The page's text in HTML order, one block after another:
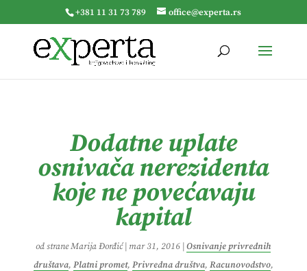
+381 11 31 73 789 office@experta.rs
Dodatne uplate
osnivača nerezidenta
koje ne povećavaju
kapital
od straneMarija Đorđić| mar 31, 2016 |Osnivanje privrednih
društava, Platni promet, Privredna društva, Racunovodstvo,